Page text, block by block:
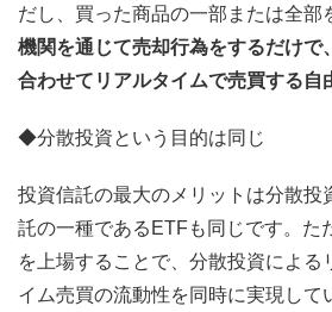
だし、買った商品の一部または全部
機関を通じて売却行為をするだけで
合わせてリアルタイムで売買する自
◆分散投資という目的は同じ
投資信託の最大のメリットは分散投
託の一種であるETFも同じです。た
を上場することで、分散投資による
イム売買の流動性を同時に実現して